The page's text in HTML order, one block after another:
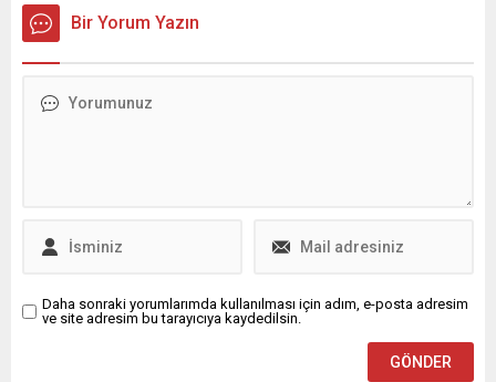
şafak operasyonunda
gözaltına alındı. Bugün (23
sandık başına giderken
Bir Yorum Yazın
Daha sonraki yorumlarımda kullanılması için adım, e-posta adresim
ve site adresim bu tarayıcıya kaydedilsin.